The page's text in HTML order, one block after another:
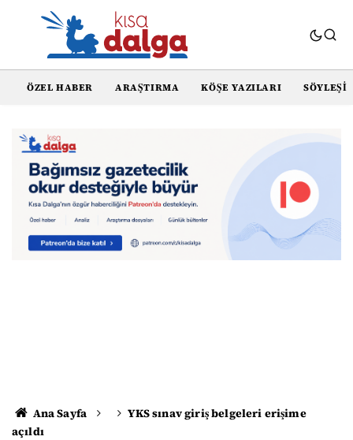
ÖZEL HABER ARAŞTIRMA KÖŞE YAZILARI SÖYLEŞI
Ana Sayfa
YKS sınav giriş belgeleri erişime
açıldı